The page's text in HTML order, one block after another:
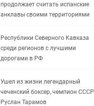
продолжает считать испанские
анклавы своими территориями
Республики Северного Кавказа
среди регионов с лучшими
дорогами в РФ
Ушел из жизни легендарный
чеченский боксер, чемпион СССР
Руслан Тарамов